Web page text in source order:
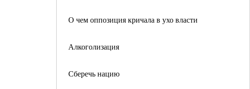
О чем оппозиция кричала в ухо власти
Алкоголизация
Сберечь нацию